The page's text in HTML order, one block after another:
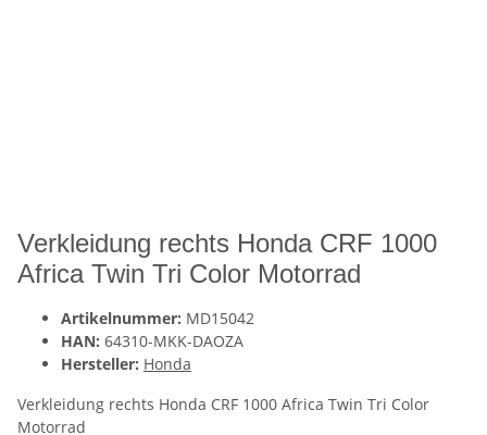
Verkleidung rechts Honda CRF 1000
Africa Twin Tri Color Motorrad
Artikelnummer: MD15042
HAN: 64310-MKK-DAOZA
Hersteller: Honda
Verkleidung rechts Honda CRF 1000 Africa Twin Tri Color
Motorrad